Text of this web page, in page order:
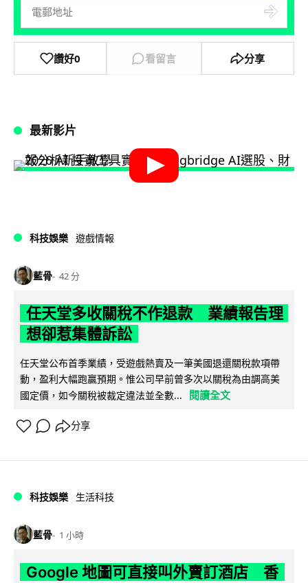
讚好0 看留言 分享
最新影片
科技娛樂 遊戲情報
藍骨 42 分
任天堂多收關稅不作退款 業績報告理
想卻惹集體訴訟
任天堂公布首季業績，受遊戲熱賣及一筆美國退還關稅款項帶
動，盈利大幅跑贏預期。惟公司早前曾多次以關稅為由調高美
國定價，如今關稅被裁定違法並全數...
閱讀全文
分享
科技娛樂 生活科技
藍骨 1 小時
Google 地圖可直接叫外賣訂酒店 香